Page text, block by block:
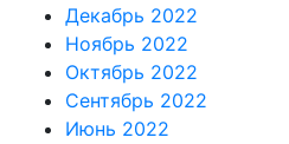
Декабрь 2022
Ноябрь 2022
Октябрь 2022
Сентябрь 2022
Июнь 2022